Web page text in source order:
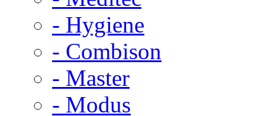
- Hygiene
- Combison
- Master
- Modus